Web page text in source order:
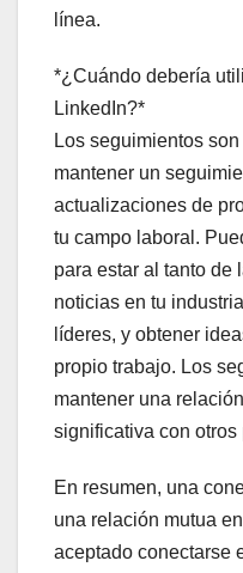
línea.
*¿Cuándo debería
LinkedIn?*
Los seguimientos
mantener un
actualizaciones de
tu campo laboral.
para estar al tanto de
noticias en tu
líderes, y obtener
propio trabajo. Los
mantener una
significativa con otros
En resumen, una
una relación mutua
aceptado conectarse